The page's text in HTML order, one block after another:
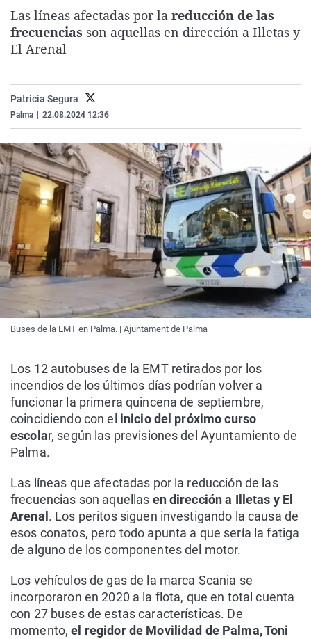
La rosa de los vientos
Gente viajera
Caso
Retornados
Operación Viuda
Extremadura
Galicia
Navarra
Virales
Televisión
Las líneas afectadas por la reducción de las
frecuencias son aquellas en dirección a Illetas y
El Arenal
Patricia Segura
Palma 22.08.2024 12:36
Buses de la EMT en Palma. | Ajuntament de Palma
Los 12 autobuses de la EMT retirados por los
incendios de los últimos días podrían volver a
funcionar la primera quincena de septiembre,
coincidiendo con el inicio del próximo curso
escolar, según las previsiones del Ayuntamiento de
Palma.
Las líneas que afectadas por la reducción de las
frecuencias son aquellas en dirección a Illetas y El
Arenal . Los peritos siguen investigando la causa de
esos conatos, pero todo apunta a que sería la fatiga
de alguno de los componentes del motor.
Los vehículos de gas de la marca Scania se
incorporaron en 2020 a la flota, que en total cuenta
con 27 buses de estas características. De
momento,el regidor de Movilidad de Palma, Toni